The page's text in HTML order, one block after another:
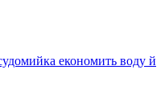
економить воду й